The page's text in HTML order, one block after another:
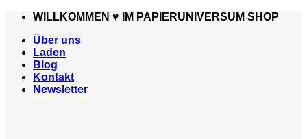
Zum
springen
WILLKOMMEN ♥️ IM PAPIERUNIVERSUM SHOP
Über uns
Laden
Blog
Kontakt
Newsletter